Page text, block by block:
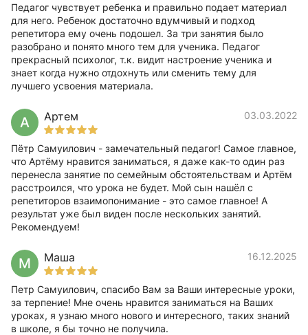
Педагог чувствует ребенка и правильно подает материал
для него. Ребенок достаточно вдумчивый и подход
репетитора ему очень подошел. За три занятия было
разобрано и понято много тем для ученика. Педагог
прекрасный психолог, т.к. видит настроение ученика и
знает когда нужно отдохнуть или сменить тему для
лучшего усвоения материала.
А Артем 03.03.2022
Пётр Самуилович - замечательный педагог! Самое главное,
что Артёму нравится заниматься, я даже как-то один раз
перенесла занятие по семейным обстоятельствам и Артём
расстроился, что урока не будет. Мой сын нашёл с
репетиторов взаимопонимание - это самое главное! А
результат уже был виден после нескольких занятий.
Рекомендуем!
М Маша 16.12.2025
Петр Самуилович, спасибо Вам за Ваши интересные уроки,
за терпение! Мне очень нравится заниматься на Ваших
уроках, я узнаю много нового и интересного, таких знаний
в школе, я бы точно не получила.